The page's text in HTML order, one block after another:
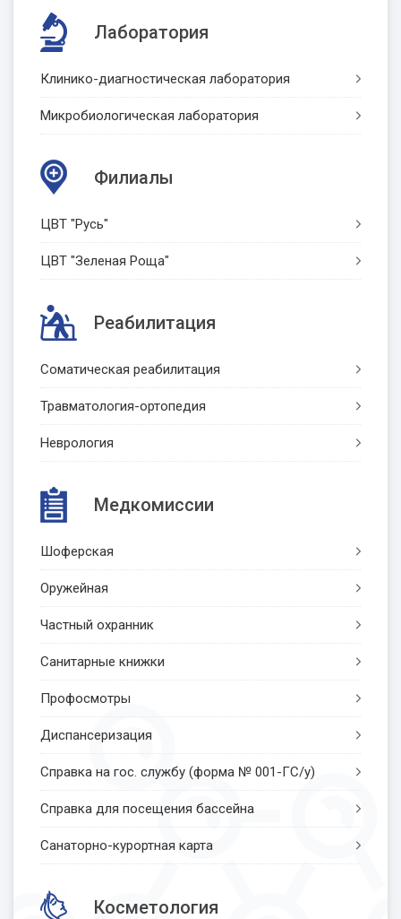
Лаборатория
Клинико-диагностическая лаборатория
Микробиологическая лаборатория
Филиалы
ЦВТ "Русь"
ЦВТ "Зеленая Роща"
Реабилитация
Соматическая реабилитация
Травматология-ортопедия
Неврология
Медкомиссии
Шоферская
Оружейная
Частный охранник
Санитарные книжки
Профосмотры
Диспансеризация
Справка на гос. службу (форма № 001-ГС/у)
Справка для посещения бассейна
Санаторно-курортная карта
Косметология